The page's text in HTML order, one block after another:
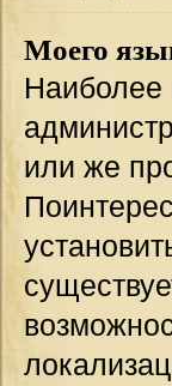
Моего
Наиболее
или же